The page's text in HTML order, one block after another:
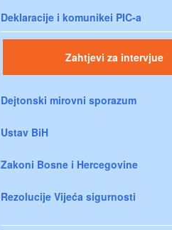
Deklaracije i komunikei PIC-a
Zahtjevi za intervjue
Dejtonski mirovni sporazum
Ustav BiH
Zakoni Bosne i Hercegovine
Rezolucije Vijeća sigurnosti